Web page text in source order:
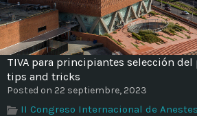
DESIGN ADMINISTRATOR
Validating Enterprise
Architectures In The
Time
TIVA para principiantes selección
tips and tricks
Posted on 22 septiembre, 2023
II Congreso Internacional de